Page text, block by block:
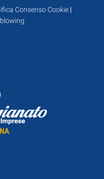
Consenso Cookie |